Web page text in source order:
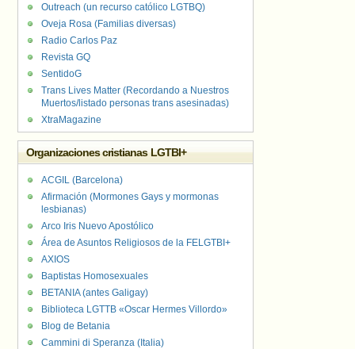
Outreach (un recurso católico LGTBQ)
Oveja Rosa (Familias diversas)
Radio Carlos Paz
Revista GQ
SentidoG
Trans Lives Matter (Recordando a Nuestros
Muertos/listado personas trans asesinadas)
XtraMagazine
Organizaciones cristianas LGTBI+
ACGIL (Barcelona)
Afirmación (Mormones Gays y mormonas
lesbianas)
Arco Iris Nuevo Apostólico
Área de Asuntos Religiosos de la FELGTBI+
AXIOS
Baptistas Homosexuales
BETANIA (antes Galigay)
Biblioteca LGTTB «Oscar Hermes Villordo»
Blog de Betania
Cammini di Speranza (Italia)